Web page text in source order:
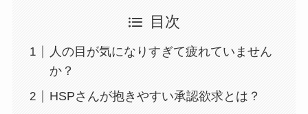
目次
人の目が気になりすぎて疲れていません
か？
HSPさんが抱きやすい承認欲求とは？